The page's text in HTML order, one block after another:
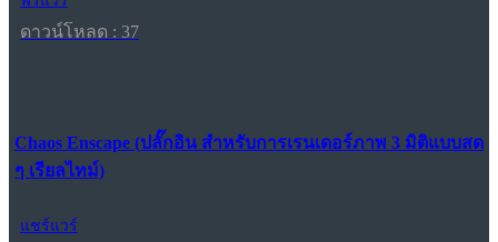
ดาวน์โหลด : 37
Chaos Enscape (ปลั๊กอิน สำหรับการเรนเดอร์ภาพ 3 มิติแบบสด
ๆ เรียลไทม์)
แชร์แวร์